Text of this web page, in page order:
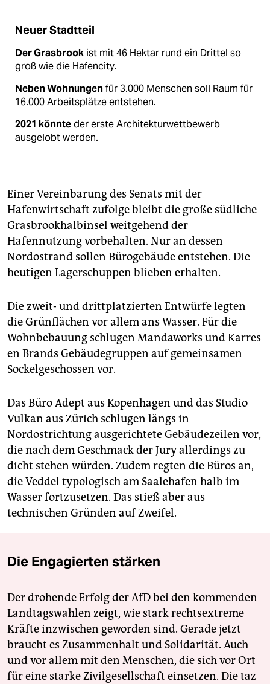
Neuer Stadtteil
Der Grasbrook ist mit 46 Hektar rund ein Drittel so
groß wie die Hafencity.
Neben Wohnungenfür 3.000 Menschen soll Raum für
16.000 Arbeitsplätze entstehen.
2021 könnteder erste Architekturwettbewerb
ausgelobt werden.
Einer Vereinbarung des Senats mit der
Hafenwirtschaft zufolge bleibt die große südliche
Grasbrookhalbinsel weitgehend der
Hafennutzung vorbehalten. Nur an dessen
Nordostrand sollen Bürogebäude entstehen. Die
heutigen Lagerschuppen blieben erhalten.
Die zweit- und drittplatzierten Entwürfe legten
die Grünflächen vor allem ans Wasser. Für die
Wohnbebauung schlugen Mandaworks und Karres
en Brands Gebäudegruppen auf gemeinsamen
Sockelgeschossen vor.
Das Büro Adept aus Kopenhagen und das Studio
Vulkan aus Zürich schlugen längs in
Nordostrichtung ausgerichtete Gebäudezeilen vor,
die nach dem Geschmack der Jury allerdings zu
dicht stehen würden. Zudem regten die Büros an,
die Veddel typologisch am Saalehafen halb im
Wasser fortzusetzen. Das stieß aber aus
technischen Gründen auf Zweifel.
Die Engagierten stärken
Der drohende Erfolg der AfD bei den kommenden
Landtagswahlen zeigt, wie stark rechtsextreme
Kräfte inzwischen geworden sind. Gerade jetzt
braucht es Zusammenhalt und Solidarität. Auch
und vor allem mit den Menschen, die sich vor Ort
für eine starke Zivilgesellschaft einsetzen. Die taz